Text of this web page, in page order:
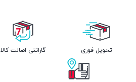
تحویل فوری گارانتی اصالت کالا